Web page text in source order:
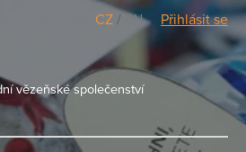
CZ / EN Přihlásit se
vězeňské společenství